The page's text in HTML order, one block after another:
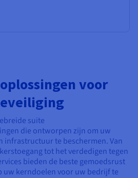
voor
suite
die ontworpen zijn om uw
infrastructuur te beschermen. Van
tot het verdedigen tegen
bieden de beste gemoedsrust
uw kerndoelen voor uw bedrijf te